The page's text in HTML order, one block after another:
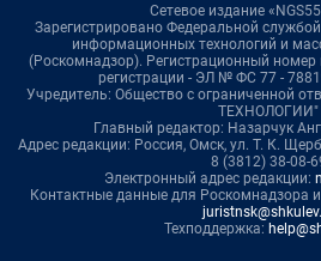
Сетевое издание
Зарегистрировано Федеральной
информационных технологий и
(Роскомнадзор). Регистрационный
регистрации - ЭЛ № ФС 77 -
Учредитель: Общество с ограниченной
ТЕХНОЛОГИИ"
Главный редактор: Назарчук
Адрес редакции: Россия, Омск, ул. Т. К.
8 (3812) 38-08-
Электронный адрес редакции:
Контактные данные для Роскомнадзора
Техподдержка: